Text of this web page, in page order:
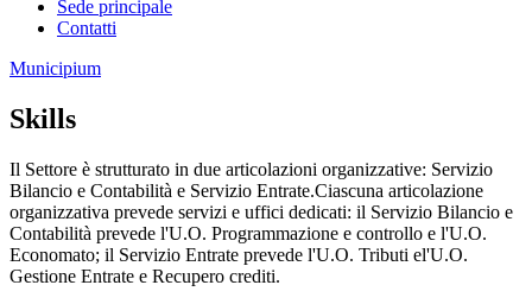
Sede principale
Contatti
Municipium
Skills
Il Settore è strutturato in due articolazioni organizzative: Servizio
Bilancio e Contabilità e Servizio Entrate.Ciascuna articolazione
organizzativa prevede servizi e uffici dedicati: il Servizio Bilancio e
Contabilità prevede l'U.O. Programmazione e controllo e l'U.O.
Economato; il Servizio Entrate prevede l'U.O. Tributi el'U.O.
Gestione Entrate e Recupero crediti.